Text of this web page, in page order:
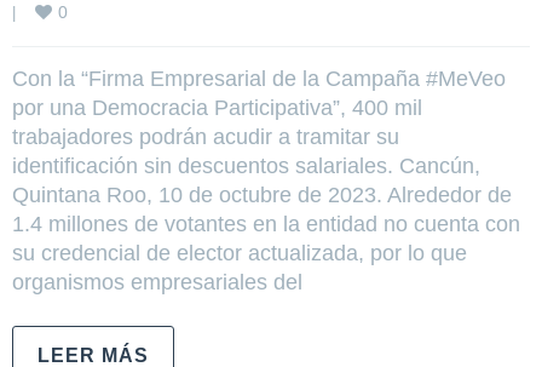
|
0
Con la “Firma Empresarial de la Campaña #MeVeo
por una Democracia Participativa”, 400 mil
trabajadores podrán acudir a tramitar su
identificación sin descuentos salariales. Cancún,
Quintana Roo, 10 de octubre de 2023. Alrededor de
1.4 millones de votantes en la entidad no cuenta con
su credencial de elector actualizada, por lo que
organismos empresariales del
LEER MÁS